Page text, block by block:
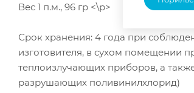
Вес 1 п.м., 96 гр <\p>
Срок хранения: 4 года при
изготовителя, в сухом помещении
теплоизлучающих приборов, а
разрушающих поливинилхлорид)